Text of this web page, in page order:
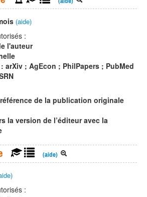
(aide)
:
l'auteur
arXiv ; AgEcon ; PhilPapers ; PubMed
de la publication originale
la version de l’éditeur avec la
(aide)
: